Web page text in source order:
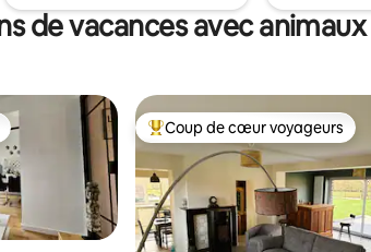
de vacances avec
Coups de cœur voyageurs les
Coup de cœur voyageurs